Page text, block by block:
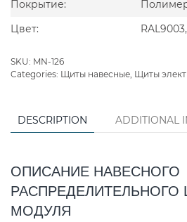
Покрытие:
Цвет:
SKU: MN-126
Categories: Щиты навесные Щиты
DESCRIPTION ADDITIONAL
ОПИСАНИЕ НАВЕСНОГО
РАСПРЕДЕЛИТЕЛЬНОГО
МОДУЛЯ